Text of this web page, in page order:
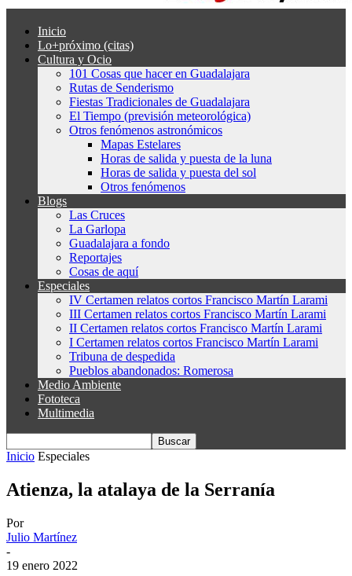
Inicio
Lo+próximo (citas)
Cultura y Ocio
101 Cosas que hacer en Guadalajara
Rutas de Senderismo
Fiestas Tradicionales de Guadalajara
El Tiempo (previsión meteorológica)
Otros fenómenos astronómicos
Mapas Estelares
Horas de salida y puesta de la luna
Horas de salida y puesta del sol
Otros fenómenos
Blogs
Las Cruces
La Garlopa
Guadalajara a fondo
Reportajes
Cosas de aquí
Especiales
IV Certamen relatos cortos Francisco Martín Larami
III Certamen relatos cortos Francisco Martín Larami
II Certamen relatos cortos Francisco Martín Larami
I Certamen relatos cortos Francisco Martín Larami
Tribuna de despedida
Pueblos abandonados: Romerosa
Medio Ambiente
Fototeca
Multimedia
Inicio Especiales
Atienza, la atalaya de la Serranía
Por
Julio Martínez
-
19 enero 2022